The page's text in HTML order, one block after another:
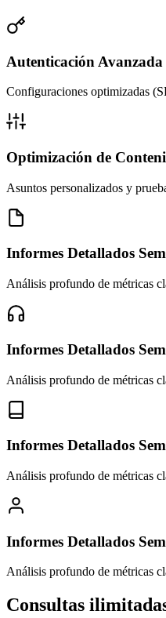
Autenticación Avanzada
Configuraciones optimizadas
Optimización de
Asuntos personalizados y
Informes Detallados
Análisis profundo de métricas
Informes Detallados
Análisis profundo de métricas
Informes Detallados
Análisis profundo de métricas
Informes Detallados
Análisis profundo de métricas
Consultas